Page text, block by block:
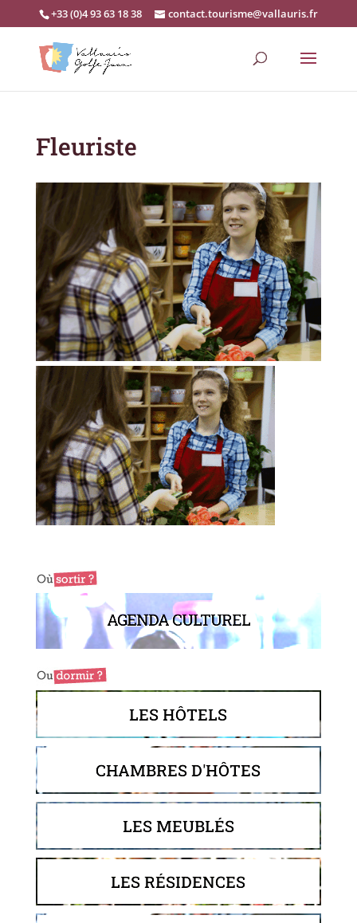
+33 (0)4 93 63 18 38 contact.tourisme@vallauris.fr
Fleuriste
AGENDA CULTUREL
LES HÔTELS
CHAMBRES D'HÔTES
LES MEUBLÉS
LES RÉSIDENCES